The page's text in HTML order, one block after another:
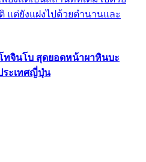
แต่ยังแฝงไปด้วยตำนานและ
ทจินโบ สุดยอดหน้าผาหินบะ
ระเทศญี่ปุ่น